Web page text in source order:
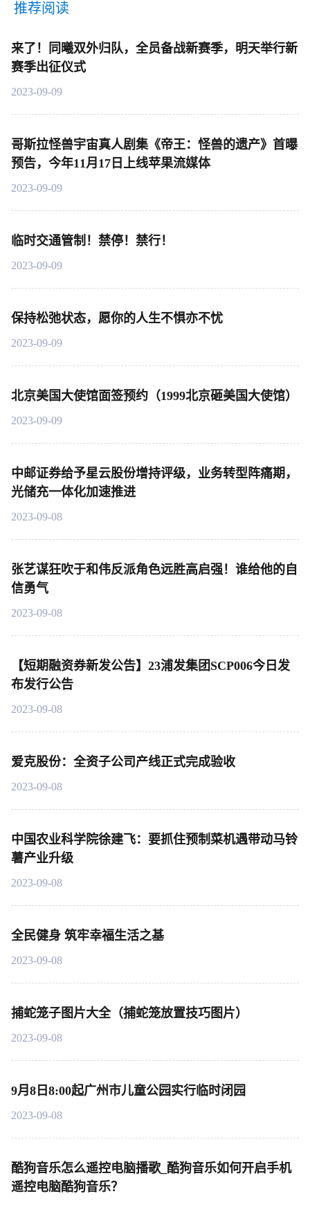
推荐阅读
来了！同曦双外归队，全员备战新赛季，明天举行新
赛季出征仪式
2023-09-09
哥斯拉怪兽宇宙真人剧集《帝王：怪兽的遗产》首曝
预告，今年11月17日上线苹果流媒体
2023-09-09
​临时交通管制！禁停！禁行！
2023-09-09
保持松弛状态，愿你的人生不惧亦不忧
2023-09-09
北京美国大使馆面签预约（1999北京砸美国大使馆）
2023-09-09
中邮证券给予星云股份增持评级，业务转型阵痛期，
光储充一体化加速推进
2023-09-08
张艺谋狂吹于和伟反派角色远胜高启强！谁给他的自
信勇气
2023-09-08
【短期融资券新发公告】23浦发集团SCP006今日发
布发行公告
2023-09-08
爱克股份：全资子公司产线正式完成验收
2023-09-08
中国农业科学院徐建飞：要抓住预制菜机遇带动马铃
薯产业升级
2023-09-08
全民健身 筑牢幸福生活之基
2023-09-08
捕蛇笼子图片大全（捕蛇笼放置技巧图片）
2023-09-08
9月8日8:00起广州市儿童公园实行临时闭园
2023-09-08
酷狗音乐怎么遥控电脑播歌_酷狗音乐如何开启手机
遥控电脑酷狗音乐？